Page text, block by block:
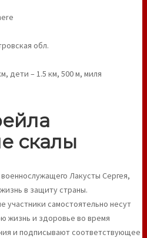
обл.
дети – 1.5 км, 500 м, миля
скалы
Лакусты Сергея,
в защиту страны.
участники самостоятельно несут
жизнь и здоровье во время
и подписывают соответствующее